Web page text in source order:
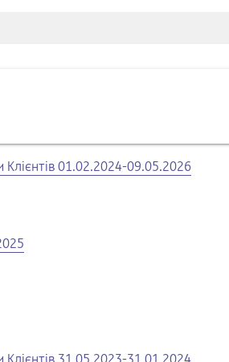
01.02.2024-09.05.2026
31.05.2023-31.01.2024